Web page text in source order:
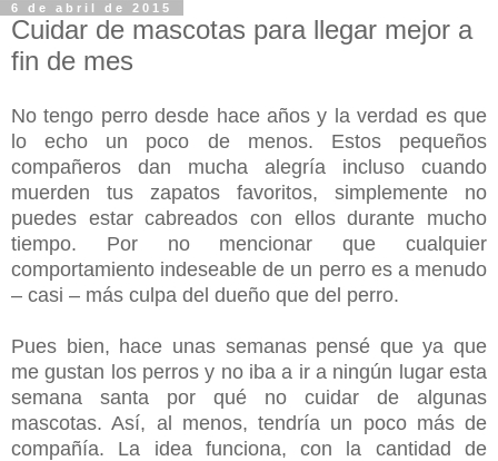
6 de abril de 2015
Cuidar de mascotas para llegar mejor a
fin de mes
No tengo perro desde hace años y la verdad es que
lo echo un poco de menos. Estos pequeños
compañeros dan mucha alegría incluso cuando
muerden tus zapatos favoritos, simplemente no
puedes estar cabreados con ellos durante mucho
tiempo. Por no mencionar que cualquier
comportamiento indeseable de un perro es a menudo
– casi – más culpa del dueño que del perro.
Pues bien, hace unas semanas pensé que ya que
me gustan los perros y no iba a ir a ningún lugar esta
semana santa por qué no cuidar de algunas
mascotas. Así, al menos, tendría un poco más de
compañía. La idea funciona, con la cantidad de